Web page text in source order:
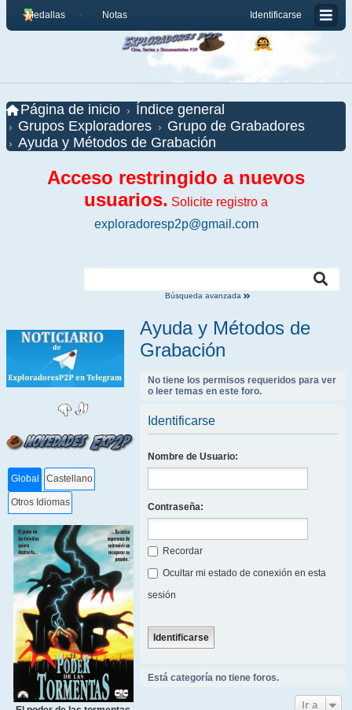
Identificarse
Medallas Notas
Página de inicio
Índice general
Grupos Exploradores
Grupo de Grabadores
Ayuda y Métodos de Grabación
Acceso restringido a nuevos
usuarios. Solicite registro a
exploradoresp2p@gmail.com
Búsqueda avanzada
Global Castellano
Otros Idiomas
Ayuda y Métodos de
Grabación
No tiene los permisos requeridos para ver
o leer temas en este foro.
Identificarse
Nombre de Usuario:
Contraseña:
Recordar
Ocultar mi estado de conexión en esta
sesión
Está categoría no tiene foros.
Ir a